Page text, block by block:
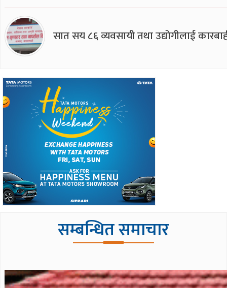
सात सय ८६ व्यवसायी तथा उद्योगीलाई
सम्बन्धित समाचार